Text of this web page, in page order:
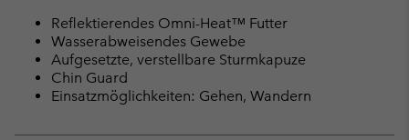
Reflektierendes Omni-Heat™ Futter
Wasserabweisendes Gewebe
Aufgesetzte, verstellbare Sturmkapuze
Chin Guard
Einsatzmöglichkeiten: Gehen, Wandern